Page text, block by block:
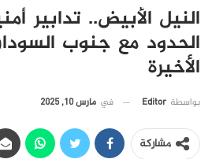
النيل الأبيض.. تدابير
الحدود مع جنوب
الأخيرة
بواسطة Editor في مارس 10, 2025
مشاركة